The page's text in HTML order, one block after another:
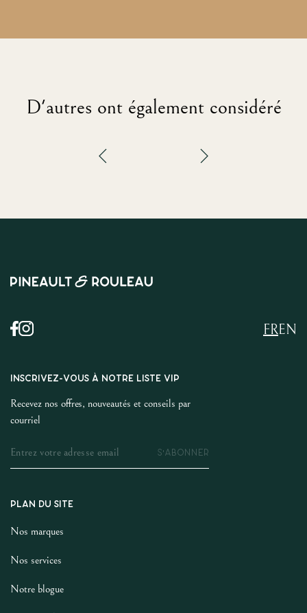
D'autres ont également considéré
EN
FR
INSCRIVEZ-VOUS À NOTRE LISTE VIP
Recevez nos offres, nouveautés et conseils par
courriel
S'ABONNER
PLAN DU SITE
Nos marques
Nos services
Notre blogue